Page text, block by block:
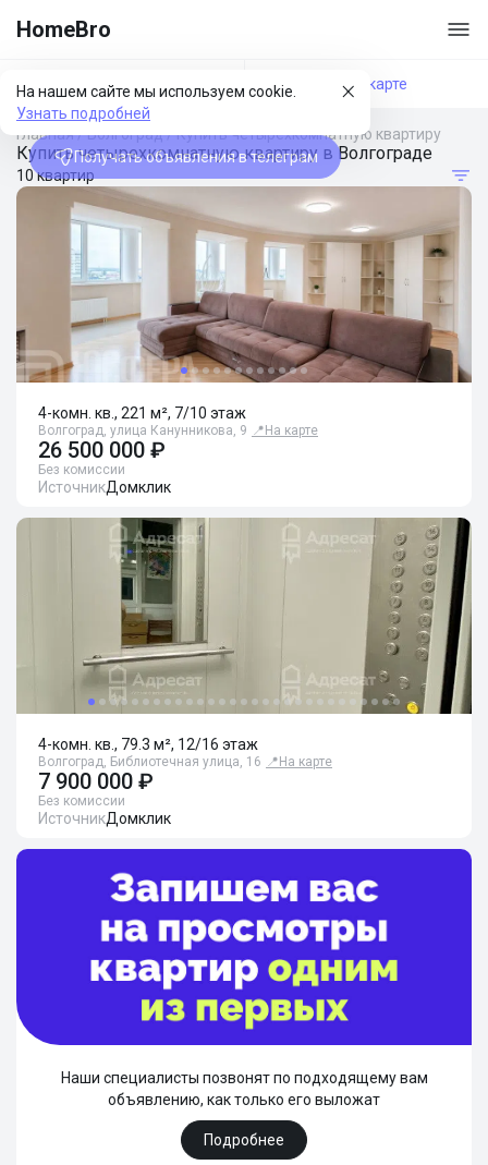
HomeBro
На нашем сайте мы используем cookie.
Узнать подробней
Получать объявления в телеграм
Фильтры На карте
Главная/Волгоград/Купить четырехкомнатную квартиру
Купить четырехкомнатную квартиру в Волгограде
10 квартир
4-комн. кв., 221 м², 7/10 этаж
Волгоград, улица Канунникова, 9 📍 На карте
26 500 000 ₽
Без комиссии
ИсточникДомклик
4-комн. кв., 79.3 м², 12/16 этаж
Волгоград, Библиотечная улица, 16 📍 На карте
7 900 000 ₽
Без комиссии
ИсточникДомклик
Наши специалисты позвонят по подходящему вам
объявлению, как только его выложат
Подробнее